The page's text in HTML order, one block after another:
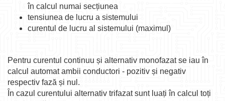
în calcul numai secțiunea
tensiunea de lucru a sistemului
curentul de lucru al sistemului (maximul)
Pentru curentul continuu și alternativ monofazat se iau în
calcul automat ambii conductori - pozitiv și negativ
respectiv fază și nul.
În cazul curentului alternativ trifazat sunt luați în calcul toți